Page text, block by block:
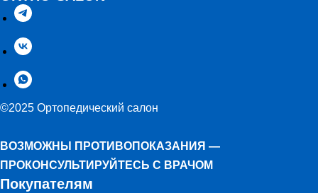
©2025 Ортопедический салон
ВОЗМОЖНЫ ПРОТИВОПОКАЗАНИЯ —
ПРОКОНСУЛЬТИРУЙТЕСЬ С ВРАЧОМ
Покупателям